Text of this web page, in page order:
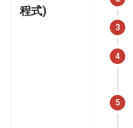
程式)